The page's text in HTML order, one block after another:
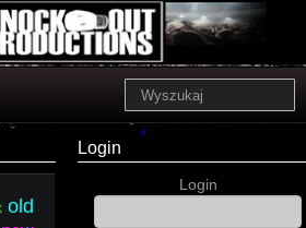
old
Login
Login